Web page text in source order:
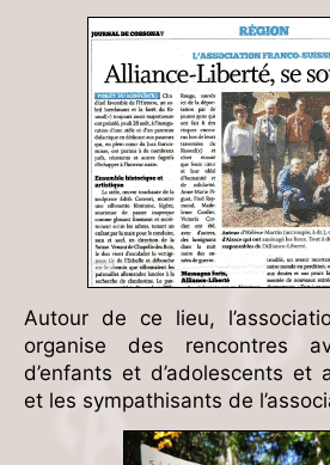
Autour de ce lieu,
organise des rencontres
d’enfants et d’adolescents et
et les sympathisants de